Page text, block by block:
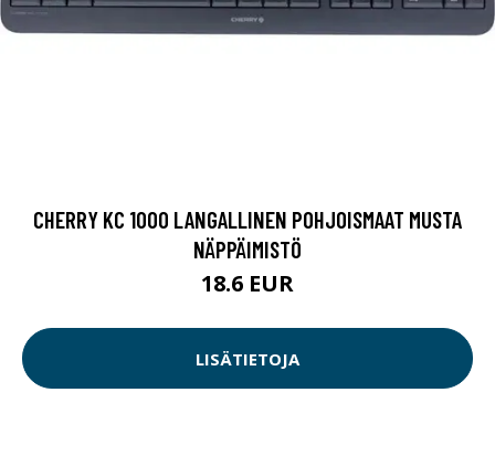
CHERRY KC 1000 LANGALLINEN POHJOISMAAT MUSTA
NÄPPÄIMISTÖ
18.6 EUR
LISÄTIETOJA